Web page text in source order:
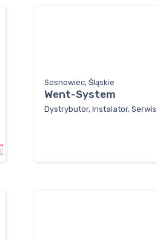
Sosnowiec, Śląskie
Went-System
Dystrybutor, Instalator, Serwis